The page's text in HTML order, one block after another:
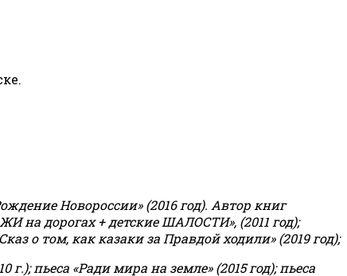
Новороссии» (2016 год). Автор книг
на дорогах + детские ШАЛОСТИ», (2011 год);
о том, как казаки за Правдой ходили» (2019 год);
пьеса «Ради мира на земле» (2015 год); пьеса